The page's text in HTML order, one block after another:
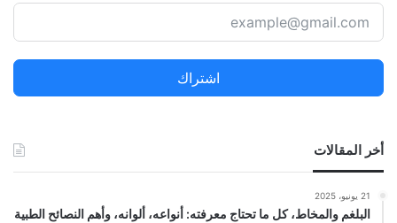
ح
ع
ن
اشتراك
أخر المقالات
21 يونيو، 2025
البلغم والمخاط، كل ما تحتاج معرفته: أنواعه، ألوانه، وأهم النصائح الطبية